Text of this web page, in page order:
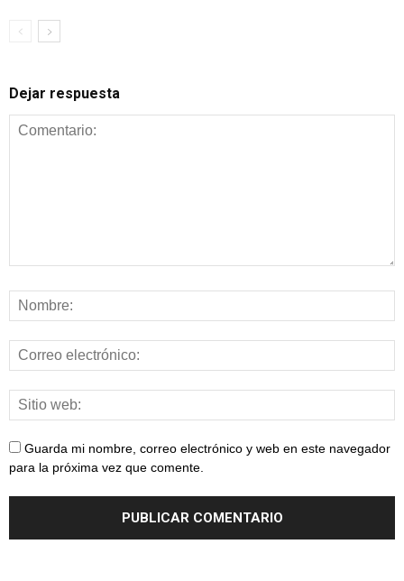
Dejar respuesta
Guarda mi nombre, correo electrónico y web en este navegador
para la próxima vez que comente.